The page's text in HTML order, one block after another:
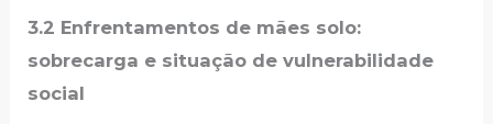
3.2 Enfrentamentos de mães solo:
sobrecarga e situação de vulnerabilidade
social